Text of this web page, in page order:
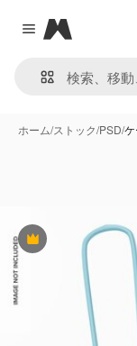
Close menu
Magnific
ホーム/ストック/PSD/
Premium